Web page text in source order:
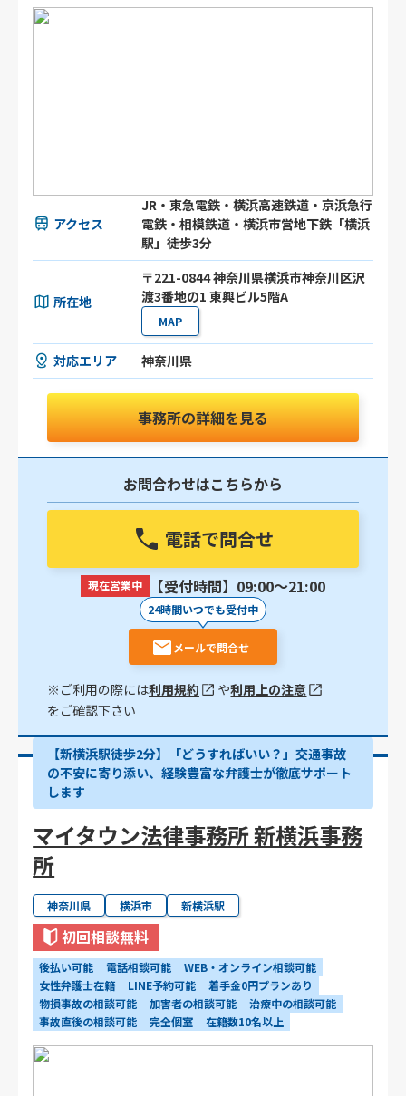
アクセス
JR・東急電鉄・横浜高速鉄道・京浜急行
電鉄・相模鉄道・横浜市営地下鉄「横浜
駅」徒歩3分
所在地
〒221-0844 神奈川県横浜市神奈川区沢
渡3番地の1 東興ビル5階A
MAP
対応エリア 神奈川県
事務所の詳細を見る
お問合わせはこちらから
電話で問合せ
現在営業中 【受付時間】09:00〜21:00
24時間いつでも受付中
メールで問合せ
※ご利用の際には利用規約 や利用上の注意
をご確認下さい
【新横浜駅徒歩2分】「どうすればいい？」交通事故
の不安に寄り添い、経験豊富な弁護士が徹底サポート
します
マイタウン法律事務所 新横浜事務
所
神奈川県 横浜市 新横浜駅
初回相談無料
後払い可能 電話相談可能
WEB・オンライン相談可能
女性弁護士在籍
LINE予約可能
着手金0円プランあり
物損事故の相談可能
加害者の相談可能
治療中の相談可能
事故直後の相談可能
完全個室 在籍数10名以上